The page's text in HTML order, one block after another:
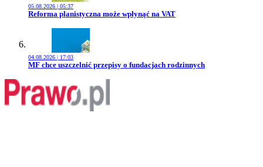
05.08.2026 | 05:37
Przejdź do artykułu:
Reforma planistyczna może wpłynąć na VAT
04.08.2026 | 17:03
Przejdź do artykułu:
MF chce uszczelnić przepisy o fundacjach rodzinnych